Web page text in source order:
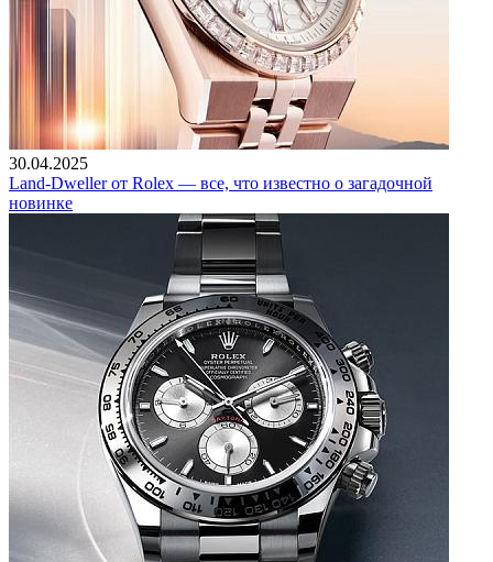
30.04.2025
Land-Dweller от Rolex — все, что известно о загадочной
новинке